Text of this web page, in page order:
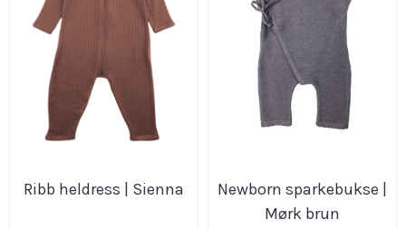
Ribb heldress | Sienna
Newborn sparkebukse |
Mørk brun